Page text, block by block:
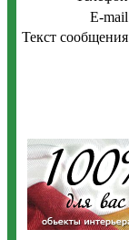
E-
Текст